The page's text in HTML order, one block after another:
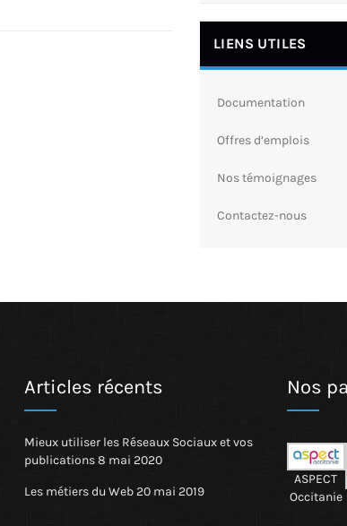
LIENS UTILES
Documentation
Offres d’emplois
Nos témoignages
Contactez-nous
Articles récents
Mieux utiliser les Réseaux Sociaux et vos
publications8 mai 2020
Les métiers du Web 20 mai 2019
Nos
ASPECT
Occitanie